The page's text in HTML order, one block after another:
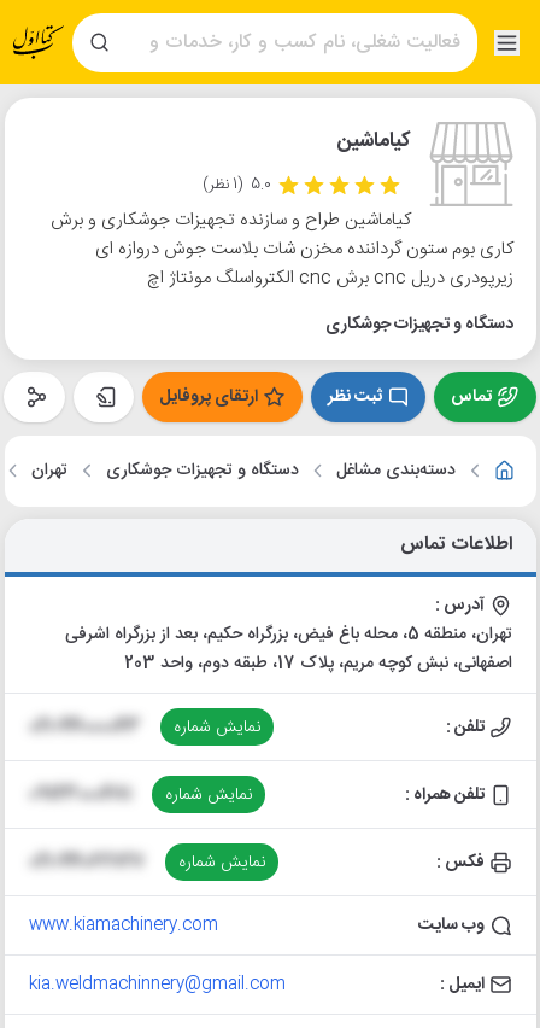
کیاماشین
5.0 (1 نظر)
کیاماشین طراح و سازنده تجهیزات جوشکاری و برش
کاری بوم ستون گرداننده مخزن شات بلاست جوش دروازه ای
زیرپودری دریل cnc برش cnc الکترواسلگ مونتاژ اچ
دستگاه و تجهیزات جوشکاری
تماس ثبت نظر ارتقای پروفایل
دسته‌بندی مشاغل دستگاه و تجهیزات جوشکاری تهران
اطلاعات تماس
آدرس :
تهران، منطقه 5، محله باغ فیض، بزرگراه حکیم، بعد از بزرگراه اشرفی
اصفهانی، نبش کوچه مریم، پلاک 17، طبقه دوم، واحد 203
تلفن : نمایش شماره 021-44000043
تلفن همراه : نمایش شماره 09123000481
فکس : نمایش شماره 021-44062727
وب سایت www.kiamachinery.com
ایمیل : kia.weldmachinnery@gmail.com